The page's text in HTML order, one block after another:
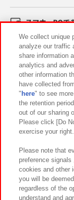
スマホ・PCで
イベント・キ
関連会社
プライバシーポリ
お取引先
カスタマーハラスメ
We collect unique
analyze our traffic
share information
analytics and
other information
have collected
" here" to see
the retention
out of our sharing
Please click [Do
exercise your right.
Please note that
preference
cookies and other
you will be
regardless of the
understand and